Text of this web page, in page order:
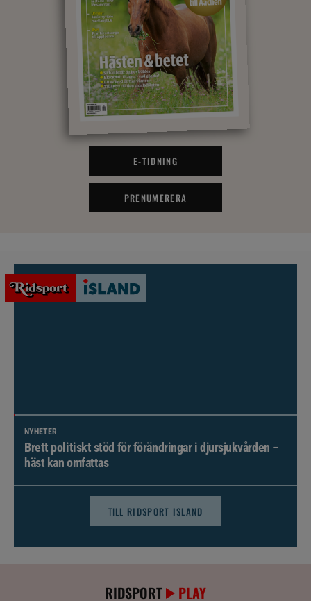
E-TIDNING
PRENUMERERA
NYHETER
Brett politiskt stöd för förändringar i djursjukvården –
häst kan omfattas
TILL RIDSPORT ISLAND
RIDSPORT PLAY